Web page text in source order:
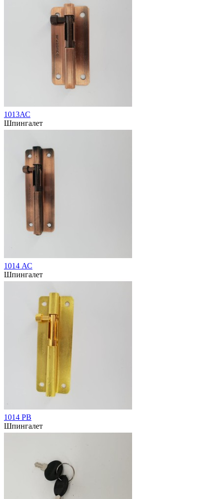
1013АС
Шпингалет
1014 АС
Шпингалет
1014 РВ
Шпингалет